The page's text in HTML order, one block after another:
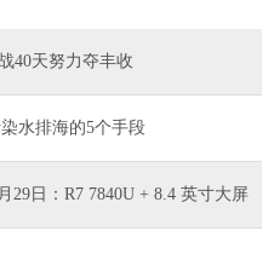
40天努力夺丰收
水排海的5个手段
29日：R7 7840U + 8.4 英寸大屏